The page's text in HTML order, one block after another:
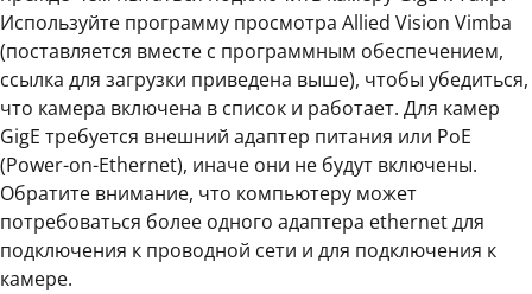
Используйте программу просмотра Allied Vision Vimba
(поставляется вместе с программным обеспечением,
ссылка для загрузки приведена выше), чтобы убедиться,
что камера включена в список и работает. Для камер
GigE требуется внешний адаптер питания или PoE
(Power-on-Ethernet), иначе они не будут включены.
Обратите внимание, что компьютеру может
потребоваться более одного адаптера ethernet для
подключения к проводной сети и для подключения к
камере.